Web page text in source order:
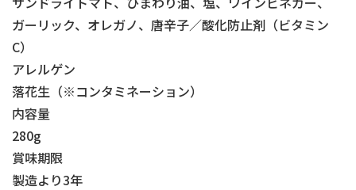
ガーリック、オレガノ、唐辛子／酸化防止剤（ビタミン
C）
アレルゲン
落花生（※コンタミネーション）
内容量
280g
賞味期限
製造より3年